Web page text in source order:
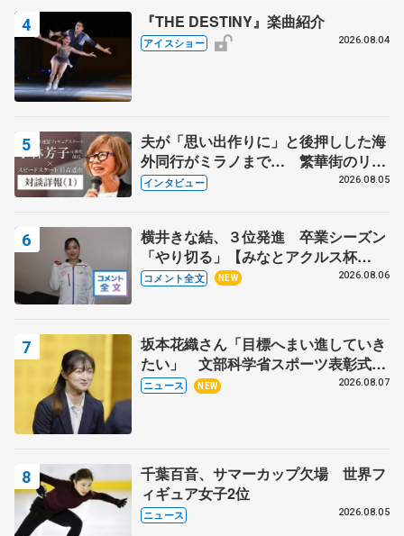
『THE DESTINY』楽曲紹介
アイスショー 2026.08.04
夫が「思い出作りに」と後押しした海
外同行がミラノまで… 繁華街のリン
クでは不良のお兄さんも味方に 小林
インタビュー 2026.08.05
横井きな結、３位発進 卒業シーズン
「やり切る」【みなとアクルス杯
SP】
コメント全文 NEW 2026.08.06
坂本花織さん「目標へまい進していき
たい」 文部科学省スポーツ表彰式で
代表謝辞
ニュース NEW 2026.08.07
千葉百音、サマーカップ欠場 世界フ
ィギュア女子2位
ニュース 2026.08.05